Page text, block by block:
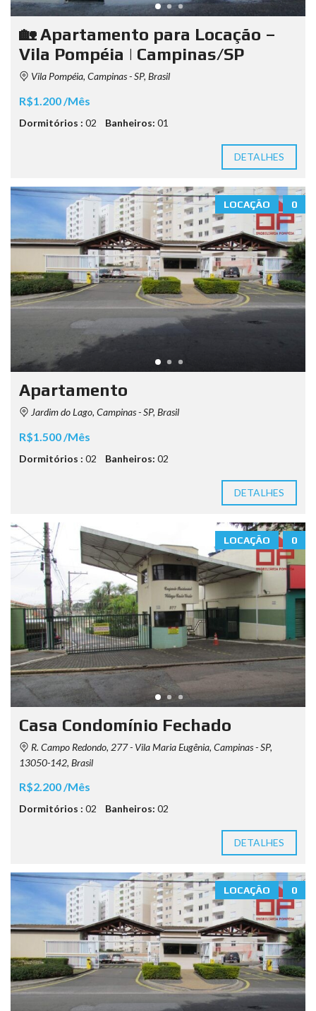
🏡 Apartamento para Locação –
Vila Pompéia | Campinas/SP
Vila Pompéia, Campinas - SP, Brasil
R$1.200 /Mês
Dormitórios : 02 Banheiros: 01
DETALHES
0
LOCAÇÃO
Apartamento
Jardim do Lago, Campinas - SP, Brasil
R$1.500 /Mês
Dormitórios : 02 Banheiros: 02
DETALHES
0
LOCAÇÃO
Casa Condomínio Fechado
R. Campo Redondo, 277 - Vila Maria Eugênia, Campinas - SP,
13050-142, Brasil
R$2.200 /Mês
Dormitórios : 02 Banheiros: 02
DETALHES
0
LOCAÇÃO